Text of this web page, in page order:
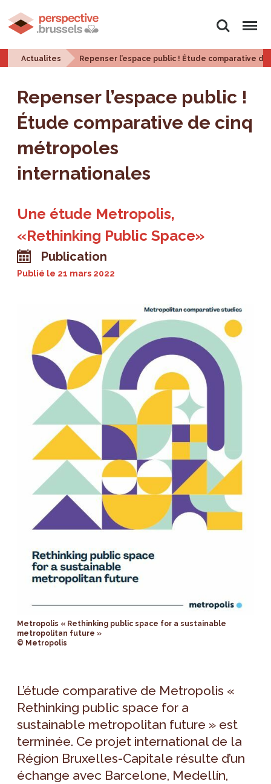
Rechercher
Menu
Actualites Repenser l’espace public ! Étude comparative
Repenser l’espace public !
Étude comparative de cinq
métropoles
internationales
Une étude Metropolis,
«Rethinking Public Space»
Publication
Publié le 21 mars 2022
Metropolis « Rethinking public space for a sustainable
metropolitan future »
© Metropolis
L’étude comparative de Metropolis «
Rethinking public space for a
sustainable metropolitan future » est
terminée. Ce projet international de la
Région Bruxelles-Capitale résulte d’un
échange avec Barcelone, Medellín,